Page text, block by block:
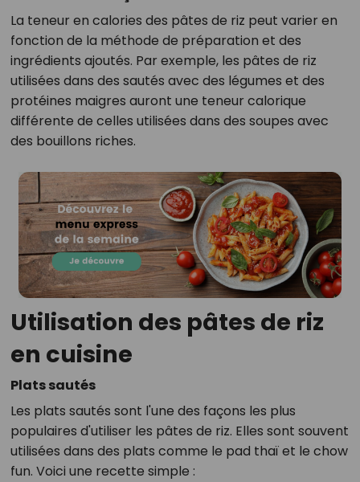
La teneur en calories des pâtes de riz peut varier en
fonction de la méthode de préparation et des
ingrédients ajoutés. Par exemple, les pâtes de riz
utilisées dans des sautés avec des légumes et des
protéines maigres auront une teneur calorique
différente de celles utilisées dans des soupes avec
des bouillons riches.
Utilisation des pâtes de riz
en cuisine
Plats sautés
Les plats sautés sont l'une des façons les plus
populaires d'utiliser les pâtes de riz. Elles sont souvent
utilisées dans des plats comme le pad thaï et le chow
fun. Voici une recette simple :